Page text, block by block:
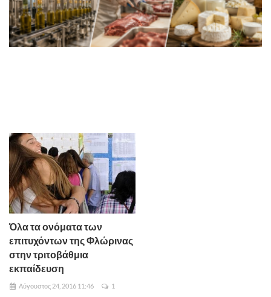
Όλα τα ονόματα των
επιτυχόντων της Φλώρινας
στην τριτοβάθμια
εκπαίδευση
Αύγουστος 24, 2016 11:46 1